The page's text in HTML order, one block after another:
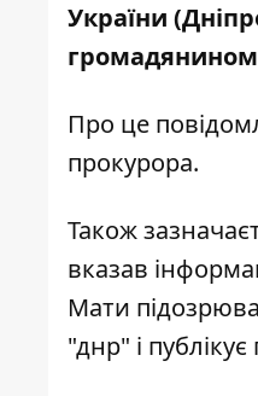
України
громадянином
Про це
прокурора.
Також
вказав
Мати
"днр" і